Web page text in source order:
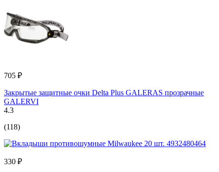
705 ₽
Закрытые защитные очки Delta Plus GALERAS прозрачные
GALERVI
4.3
(118)
330 ₽